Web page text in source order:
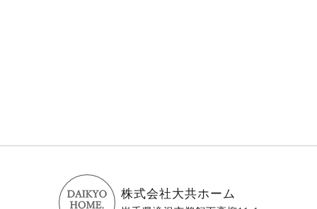
株式会社大共ホーム